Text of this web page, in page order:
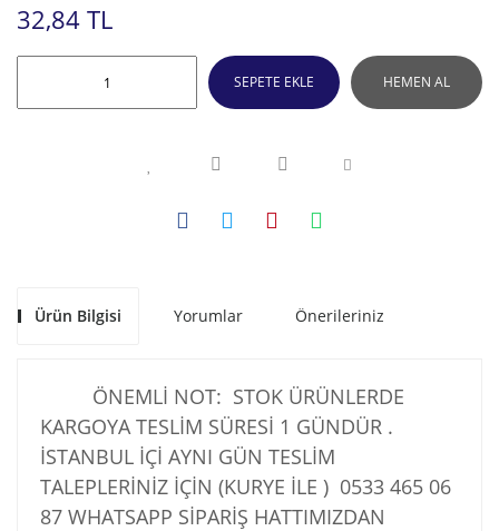
32,84 TL
SEPETE EKLE HEMEN AL
Ürün Bilgisi Yorumlar Önerileriniz
ÖNEMLİ NOT: STOK ÜRÜNLERDE
KARGOYA TESLİM SÜRESİ 1 GÜNDÜR .
İSTANBUL İÇİ AYNI GÜN TESLİM
TALEPLERİNİZ İÇİN (KURYE İLE ) 0533 465 06
87 WHATSAPP SİPARİŞ HATTIMIZDAN